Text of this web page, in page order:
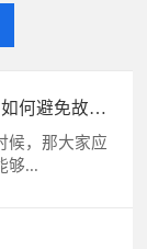
何避免故
候，那大家应
够...